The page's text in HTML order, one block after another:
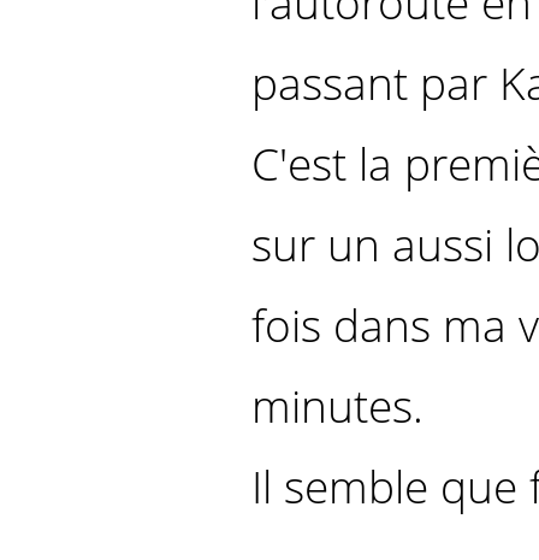
passant par
C'est la
sur un aussi
fois dans ma
minutes.
Il semble